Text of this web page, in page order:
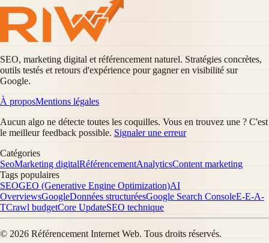
SEO, marketing digital et référencement naturel. Stratégies concrètes,
outils testés et retours d'expérience pour gagner en visibilité sur
Google.
À proposMentions légales
Aucun algo ne détecte toutes les coquilles. Vous en trouvez une ? C'est
le meilleur feedback possible. Signaler une erreur
Catégories
SeoMarketing digitalRéférencementAnalyticsContent marketing
Tags populaires
SEOGEO (Generative Engine Optimization)AI
OverviewsGoogleDonnées structuréesGoogle Search ConsoleE-E-A-
TCrawl budgetCore UpdateSEO technique
© 2026 Référencement Internet Web. Tous droits réservés.